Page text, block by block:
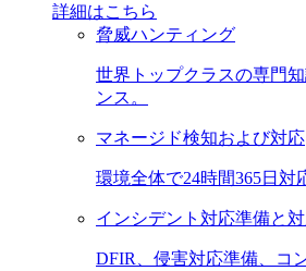
詳細はこちら
脅威ハンティング
世界トップクラスの専門
ンス。
マネージド検知および対応
環境全体で24時間365日対
インシデント対応準備と
DFIR、侵害対応準備、コ